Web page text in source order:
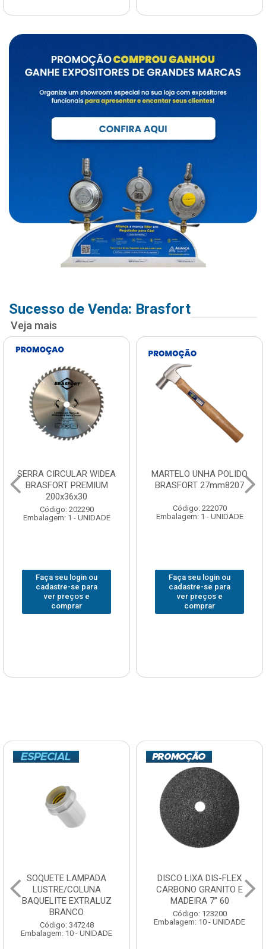
Sucesso de Venda: Brasfort
Veja mais
SERRA CIRCULAR WIDEA
BRASFORT PREMIUM
200x36x30
Código: 202290
Embalagem: 1 - UNIDADE
Faça seu login ou
cadastre-se para
ver preços e
comprar
MARTELO UNHA POLIDO
BRASFORT 27mm8207
Código: 222070
Embalagem: 1 - UNIDADE
Faça seu login ou
cadastre-se para
ver preços e
comprar
SOQUETE LAMPADA
LUSTRE/COLUNA
BAQUELITE EXTRALUZ
BRANCO
Código: 347248
Embalagem: 10 - UNIDADE
DISCO LIXA DIS-FLEX
CARBONO GRANITO E
MADEIRA 7” 60
Código: 123200
Embalagem: 10 - UNIDADE